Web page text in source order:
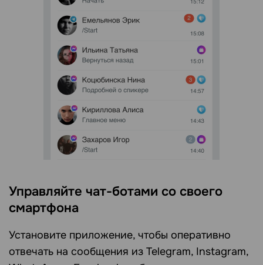
Управляйте чат-ботами со своего
смартфона
Установите приложение, чтобы оперативно
отвечать на сообщения из Telegram, Instagram,